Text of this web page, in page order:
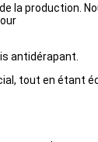
la production.
antidérapant.
tout en étant